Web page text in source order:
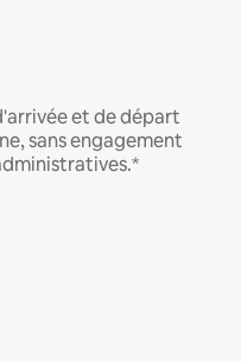
et de départ
sans engagement